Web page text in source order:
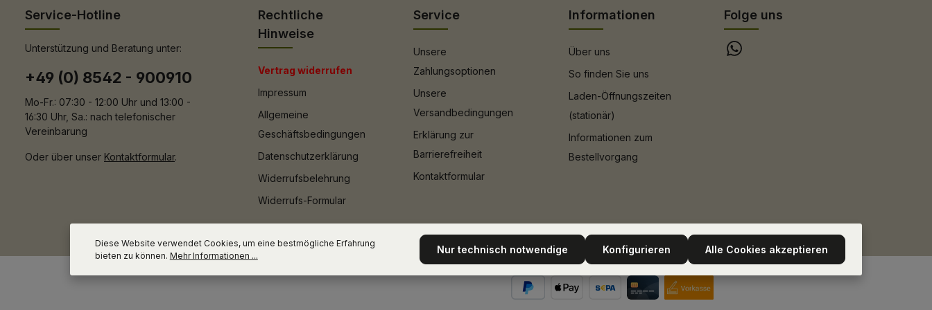
Service-Hotline
Unterstützung und Beratung unter:
+49 (0) 8542 - 900910
Mo-Fr.: 07:30 - 12:00 Uhr und 13:00 -
16:30 Uhr, Sa.: nach telefonischer
Vereinbarung
Oder über unser Kontaktformular.
Rechtliche
Hinweise
Vertrag widerrufen
Impressum
Allgemeine
Geschäftsbedingungen
Datenschutzerklärung
Widerrufsbelehrung
Widerrufs-Formular
Service
Unsere
Zahlungsoptionen
Unsere
Versandbedingungen
Erklärung zur
Barrierefreiheit
Kontaktformular
Informationen
Über uns
So finden Sie uns
Laden-Öffnungszeiten
(stationär)
Informationen zum
Bestellvorgang
Folge uns
Diese Website verwendet Cookies, um eine bestmögliche Erfahrung
bieten zu können. Mehr Informationen ... Nur technisch notwendige Konfigurieren Alle Cookies akzeptieren